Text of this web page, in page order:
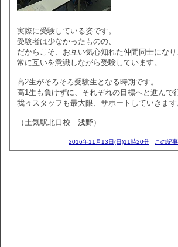
実際に受験している姿です。
受験者は少なかったものの、
だからこそ、お互い気心知れた仲間同士になり
常に互いを意識しながら受験しています。
高2生がそろそろ受験生となる時期です。
高1生も負けずに、それぞれの目標へと進んで
我々スタッフも最大限、サポートしていきます
（土気駅北口校 浅野）
2016年11月13日(日)11時20分 この記